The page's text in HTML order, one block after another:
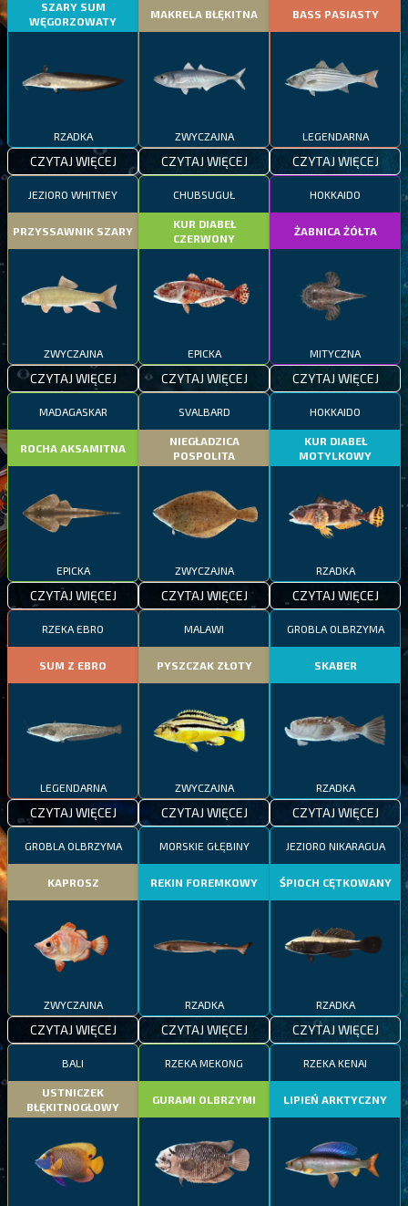
SZARY SUM
WĘGORZOWATY
RZADKA
CZYTAJ WIĘCEJ
MAKRELA BŁĘKITNA
ZWYCZAJNA
CZYTAJ WIĘCEJ
BASS PASIASTY
LEGENDARNA
CZYTAJ WIĘCEJ
JEZIORO WHITNEY
PRZYSSAWNIK SZARY
ZWYCZAJNA
CZYTAJ WIĘCEJ
CHUBSUGUŁ
KUR DIABEŁ
CZERWONY
EPICKA
CZYTAJ WIĘCEJ
HOKKAIDO
ŻABNICA ŻÓŁTA
MITYCZNA
CZYTAJ WIĘCEJ
MADAGASKAR
ROCHA AKSAMITNA
EPICKA
CZYTAJ WIĘCEJ
SVALBARD
NIEGŁADZICA
POSPOLITA
ZWYCZAJNA
CZYTAJ WIĘCEJ
HOKKAIDO
KUR DIABEŁ
MOTYLKOWY
RZADKA
CZYTAJ WIĘCEJ
RZEKA EBRO
SUM Z EBRO
LEGENDARNA
CZYTAJ WIĘCEJ
MALAWI
PYSZCZAK ZŁOTY
ZWYCZAJNA
CZYTAJ WIĘCEJ
GROBLA OLBRZYMA
SKABER
RZADKA
CZYTAJ WIĘCEJ
GROBLA OLBRZYMA
KAPROSZ
ZWYCZAJNA
CZYTAJ WIĘCEJ
MORSKIE GŁĘBINY
REKIN FOREMKOWY
RZADKA
CZYTAJ WIĘCEJ
JEZIORO NIKARAGUA
ŚPIOCH CĘTKOWANY
RZADKA
CZYTAJ WIĘCEJ
BALI
USTNICZEK
BŁĘKITNOGŁOWY
RZEKA MEKONG
GURAMI OLBRZYMI
RZEKA KENAI
LIPIEŃ ARKTYCZNY